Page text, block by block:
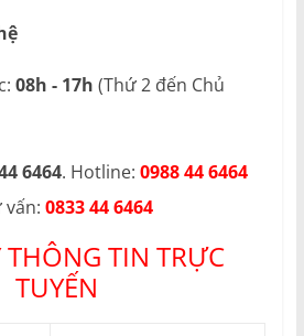
08h - 17h (Thứ 2 đến Chủ
6464. Hotline: 0988 44 6464
vấn: 0833 44 6464
TIN TRỰC
TUYẾN